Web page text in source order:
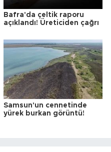
Bafra'da çeltik raporu
açıklandı! Üreticiden çağrı
Samsun'un cennetinde
yürek burkan görüntü!